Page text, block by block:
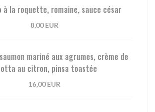
à la roquette, romaine, sauce césar
8,00 EUR
mariné aux agrumes, crème de
au citron, pinsa toastée
16,00 EUR